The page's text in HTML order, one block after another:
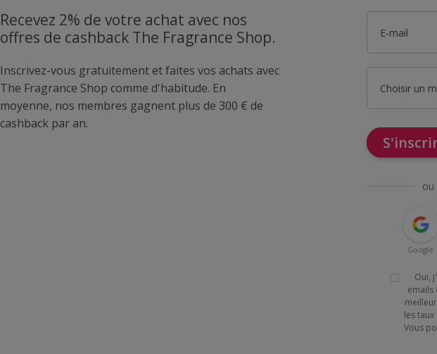
Recevez 2% de votre achat avec nos
offres de cashback The Fragrance Shop.
Inscrivez-vous gratuitement et faites vos achats avec
The Fragrance Shop comme d'habitude. En
moyenne, nos membres gagnent plus de 300 € de
cashback par an.
E-mail
Choisir un
ou
Google
Oui,
emails
les
Vous